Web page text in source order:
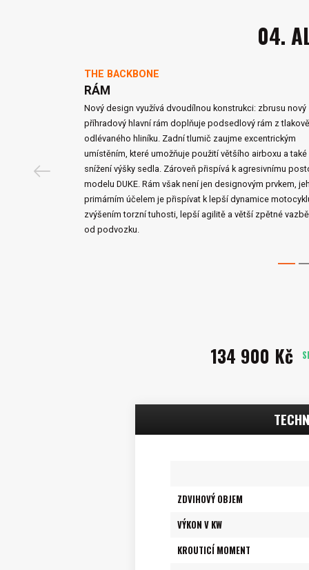
04.
THE BACKBONE
RÁM
Nový design využívá dvoudílnou konstrukci: zbrusu nový
příhradový hlavní rám doplňuje podsedlový rám z
odlévaného hliníku. Zadní tlumič zaujme excentrickým
umístěním, které umožňuje použití většího airboxu a také
snížení výšky sedla. Zároveň přispívá k agresivnímu
modelu DUKE. Rám však není jen designovým prvkem,
primárním účelem je přispívat k lepší dynamice
zvýšením torzní tuhosti, lepší agilitě a větší zpětné vazbě
od podvozku.
134 900 Kč
ZDVIHOVÝ OBJEM
VÝKON V KW
KROUTICÍ MOMENT